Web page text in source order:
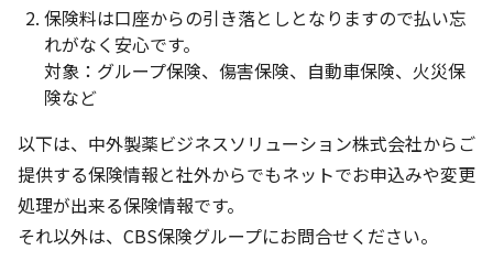
保険料は口座からの引き落としとなりますので払い忘
れがなく安心です。
対象：グループ保険、傷害保険、自動車保険、火災保
険など
以下は、中外製薬ビジネスソリューション株式会社からご
提供する保険情報と社外からでもネットでお申込みや変更
処理が出来る保険情報です。
それ以外は、CBS保険グループにお問合せください。